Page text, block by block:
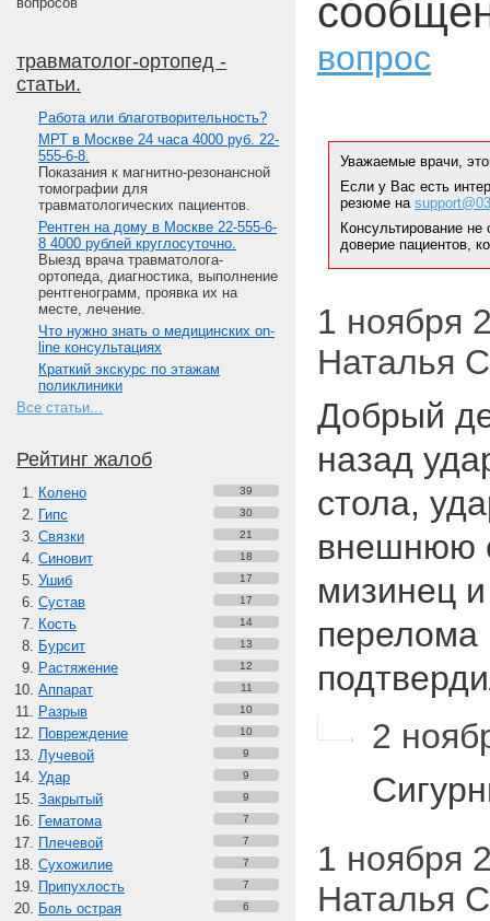
травматолог-ортопед -
статьи.
Работа или благотворительность?
МРТ в Москве 24 часа 4000 руб. 22-
555-6-8.
Показания к магнитно-резонансной
томографии для
травматологических пациентов.
Рентген на дому в Москве 22-555-6-
8 4000 рублей круглосуточно.
Выезд врача травматолога-
ортопеда, диагностика, выполнение
рентгенограмм, проявка их на
месте, лечение.
Что нужно знать о медицинских on-
line консультациях
Краткий экскурс по этажам
поликлиники
Все статьи...
Рейтинг жалоб
Колено 39
Гипс 30
Связки 21
Синовит 18
Ушиб 17
Сустав 17
Кость 14
Бурсит 13
Растяжение 12
Аппарат 11
Разрыв 10
Повреждение 10
Лучевой 9
Удар 9
Закрытый 9
Гематома 7
Плечевой 7
Сухожилие 7
Припухлость 7
Боль острая 6
вопрос
Уважаемые врачи,
Если у Вас есть
резюме на
Консультирование
доверие пациентов,
1 ноября
Наталья
Добрый
назад
стола,
внешнюю
мизинец и
перелома
2
1 ноября
Наталья